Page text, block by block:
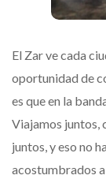
El Zar ve cada
oportunidad de
es que en la
Viajamos juntos,
juntos, y eso no
acostumbrados a